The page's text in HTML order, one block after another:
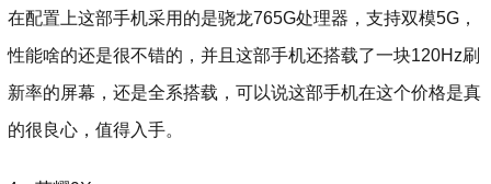
在配置上这部手机采用的是骁龙765G处理器，支持双模5G，
性能啥的还是很不错的，并且这部手机还搭载了一块120Hz刷
新率的屏幕，还是全系搭载，可以说这部手机在这个价格是真
的很良心，值得入手。